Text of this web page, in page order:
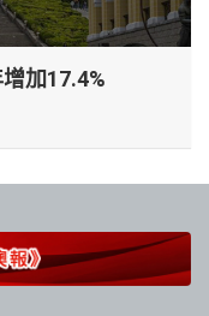
加17.4%